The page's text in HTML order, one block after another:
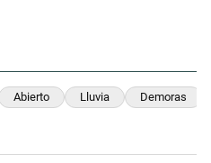
Abierto Lluvia Demoras